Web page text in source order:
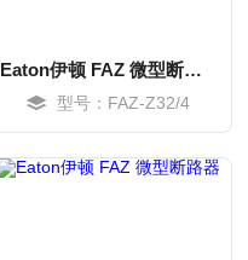
Eaton伊顿 FAZ 微型断路器
型号：FAZ-Z32/4